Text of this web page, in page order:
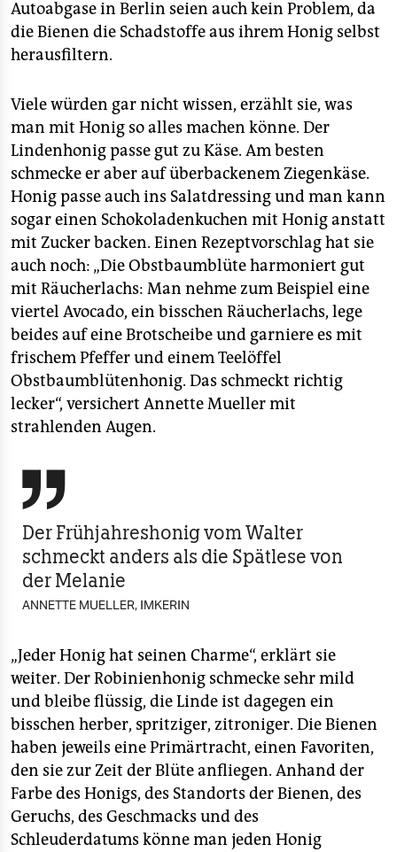
Autoabgase in Berlin seien auch kein Problem, da
die Bienen die Schadstoffe aus ihrem Honig selbst
herausfiltern.
Viele würden gar nicht wissen, erzählt sie, was
man mit Honig so alles machen könne. Der
Lindenhonig passe gut zu Käse. Am besten
schmecke er aber auf überbackenem Ziegenkäse.
Honig passe auch ins Salatdressing und man kann
sogar einen Schokoladenkuchen mit Honig anstatt
mit Zucker backen. Einen Rezeptvorschlag hat sie
auch noch: „Die Obstbaumblüte harmoniert gut
mit Räucherlachs: Man nehme zum Beispiel eine
viertel Avocado, ein bisschen Räucherlachs, lege
beides auf eine Brotscheibe und garniere es mit
frischem Pfeffer und einem Teelöffel
Obstbaumblütenhonig. Das schmeckt richtig
lecker“, versichert Annette Mueller mit
strahlenden Augen.

Der Frühjahreshonig vom Walter
schmeckt anders als die Spätlese von
der Melanie
ANNETTE MUELLER, IMKERIN
„Jeder Honig hat seinen Charme“, erklärt sie
weiter. Der Robinienhonig schmecke sehr mild
und bleibe flüssig, die Linde ist dagegen ein
bisschen herber, spritziger, zitroniger. Die Bienen
haben jeweils eine Primärtracht, einen Favoriten,
den sie zur Zeit der Blüte anfliegen. Anhand der
Farbe des Honigs, des Standorts der Bienen, des
Geruchs, des Geschmacks und des
Schleuderdatums könne man jeden Honig